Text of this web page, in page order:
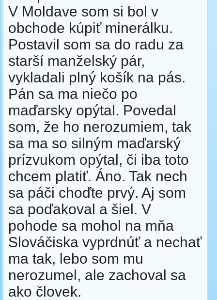
V Moldave som si bol v
obchode kúpiť minerálku.
Postavil som sa do radu za
starší manželský pár,
vykladali plný košík na pás.
Pán sa ma niečo po
maďarsky opýtal. Povedal
som, že ho nerozumiem, tak
sa ma so silným maďarský
prízvukom opýtal, či iba toto
chcem platiť. Áno. Tak nech
sa páči choďte prvý. Aj som
sa poďakoval a šiel. V
pohode sa mohol na mňa
Slováčiska vyprdnúť a nechať
ma tak, lebo som mu
nerozumel, ale zachoval sa
ako človek.